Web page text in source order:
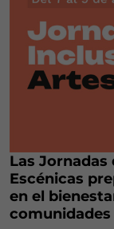
Las
Escénicas
en el